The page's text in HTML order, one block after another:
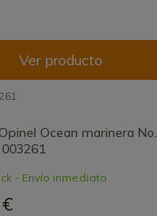
Ver producto
Ocean marinera No.
- Envío inmediato